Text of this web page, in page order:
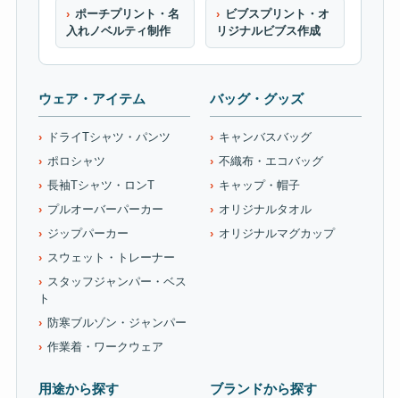
ポーチプリント・名
入れノベルティ制作
ビブスプリント・オ
リジナルビブス作成
ウェア・アイテム
ドライTシャツ・パンツ
ポロシャツ
長袖Tシャツ・ロンT
プルオーバーパーカー
ジップパーカー
スウェット・トレーナー
スタッフジャンパー・ベス
ト
防寒ブルゾン・ジャンパー
作業着・ワークウェア
バッグ・グッズ
キャンバスバッグ
不織布・エコバッグ
キャップ・帽子
オリジナルタオル
オリジナルマグカップ
用途から探す ブランドから探す